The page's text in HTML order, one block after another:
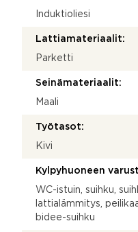
Induktioliesi
Lattiamateriaalit:
Parketti
Seinämateriaalit:
Maali
Työtasot:
Kivi
Kylpyhuoneen
WC-istuin, suihku,
lattialämmitys,
bidee-suihku